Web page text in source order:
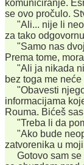
komuniciranje.
se ovo pročulo.
"Ali... nije li
za tako
"Samo nas
Prema tome,
"Ali ja nikada
bez toga me
"Obavesti
informacijama
Rouma. Bićeš
"Treba li da
"Ako bude
zatvorenika u
Gotovo sam se